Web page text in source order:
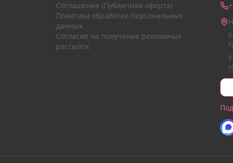
Соглашение (Публичная оферта)
Политика обработки персональных
данных
Согласие на получение рекламных
рассылок